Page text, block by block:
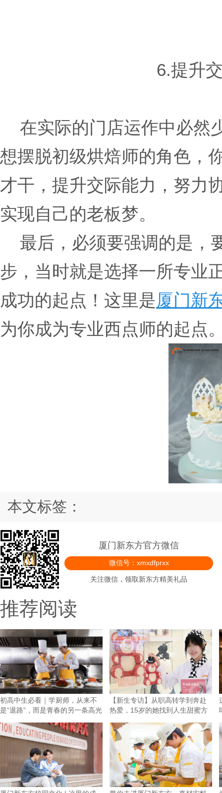
6.提升
在实际的门店运作中必然
想摆脱初级烘焙师的角色，
才干，提升交际能力，努力
实现自己的老板梦。
最后，必须要强调的是，
步，当时就是选择一所专业
成功的起点！这里是厦门新
为你成为专业西点师的起点
本文标签：
厦门新东方官方微信
微信号：xmxdfprxx
关注微信，领取新东方精美礼品
推荐阅读
初高中生必看｜学厨师，从来不
是“退路”，而是青春的另一条高光
【新生专访】从职高转学到奔赴
热爱，15岁的她找到人生甜蜜方